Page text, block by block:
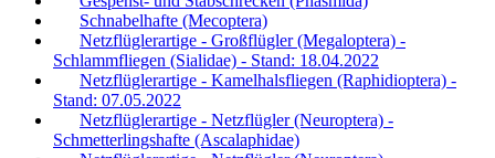
Schnabelhafte (Mecoptera)
Netzflüglerartige - Großflügler (Megaloptera) -
Schlammfliegen (Sialidae) - Stand: 18.04.2022
Netzflüglerartige - Kamelhalsfliegen (Raphidioptera) -
Stand: 07.05.2022
Netzflüglerartige - Netzflügler (Neuroptera) -
Schmetterlingshafte (Ascalaphidae)